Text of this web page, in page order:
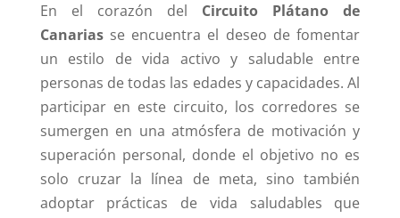
En el corazón del Circuito Plátano de
Canariasse encuentra el deseo de fomentar
un estilo de vida activo y saludable entre
personas de todas las edades y capacidades. Al
participar en este circuito, los corredores se
sumergen en una atmósfera de motivación y
superación personal, donde el objetivo no es
solo cruzar la línea de meta, sino también
adoptar prácticas de vida saludables que